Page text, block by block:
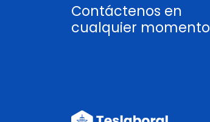
Contáctenos en
cualquier momento